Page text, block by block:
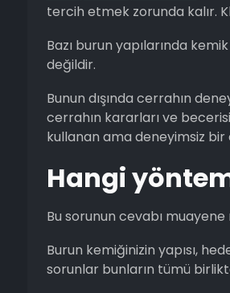
tercih etmek zorunda kalır.
Bazı burun yapılarında
değildir.
Bunun dışında cerrahın
cerrahın kararları ve
kullanan ama deneyimsiz
Hangi
Bu sorunun cevabı
Burun kemiğinizin yapısı,
sorunlar bunların tümü